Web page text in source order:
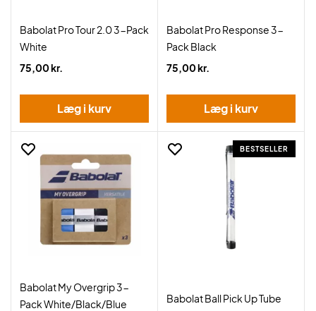
Babolat Pro Tour 2.0 3-Pack
White
75,00 kr.
Læg i kurv
Babolat Pro Response 3-
Pack Black
75,00 kr.
Læg i kurv
Babolat My Overgrip 3-
Pack White/Black/Blue
BESTSELLER
Babolat Ball Pick Up Tube